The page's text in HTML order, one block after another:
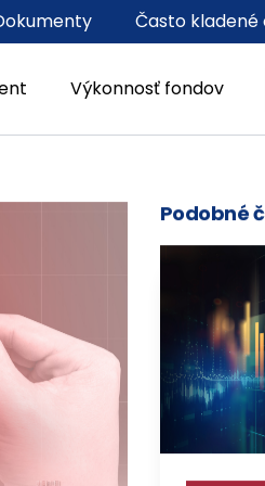
Výkonnosť fondov
Často kladené
Podobné